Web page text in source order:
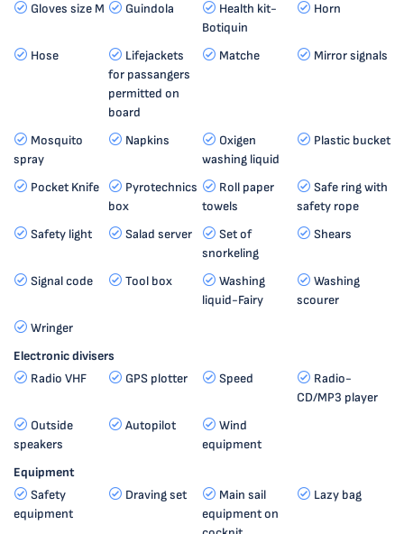
Gloves size M Guindola
Health kit-
Botiquin
Horn
Hose
Lifejackets
for passangers
permitted on
board
Matche Mirror signals
Mosquito
spray
Napkins
Oxigen
washing liquid
Plastic bucket
Pocket Knife
Pyrotechnics
box
Roll paper
towels
Safe ring with
safety rope
Safety light
Salad server
Set of
snorkeling
Shears
Signal code Tool box
Washing
liquid-Fairy
Washing
scourer
Wringer
Electronic divisers
Radio VHF
GPS plotter Speed
Radio-
CD/MP3 player
Outside
speakers
Autopilot
Wind
equipment
Equipment
Safety
equipment
Draving set
Main sail
equipment on
Lazy bag